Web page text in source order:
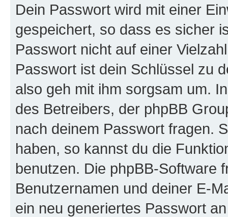
Dein Passwort wird mit einer
gespeichert, so dass es sicher
Passwort nicht auf einer
Passwort ist dein Schlüssel zu
also geh mit ihm sorgsam um.
des Betreibers, der phpBB
nach deinem Passwort fragen.
haben, so kannst du die
benutzen. Die phpBB-Software
Benutzernamen und deiner E-
ein neu generiertes Passwort